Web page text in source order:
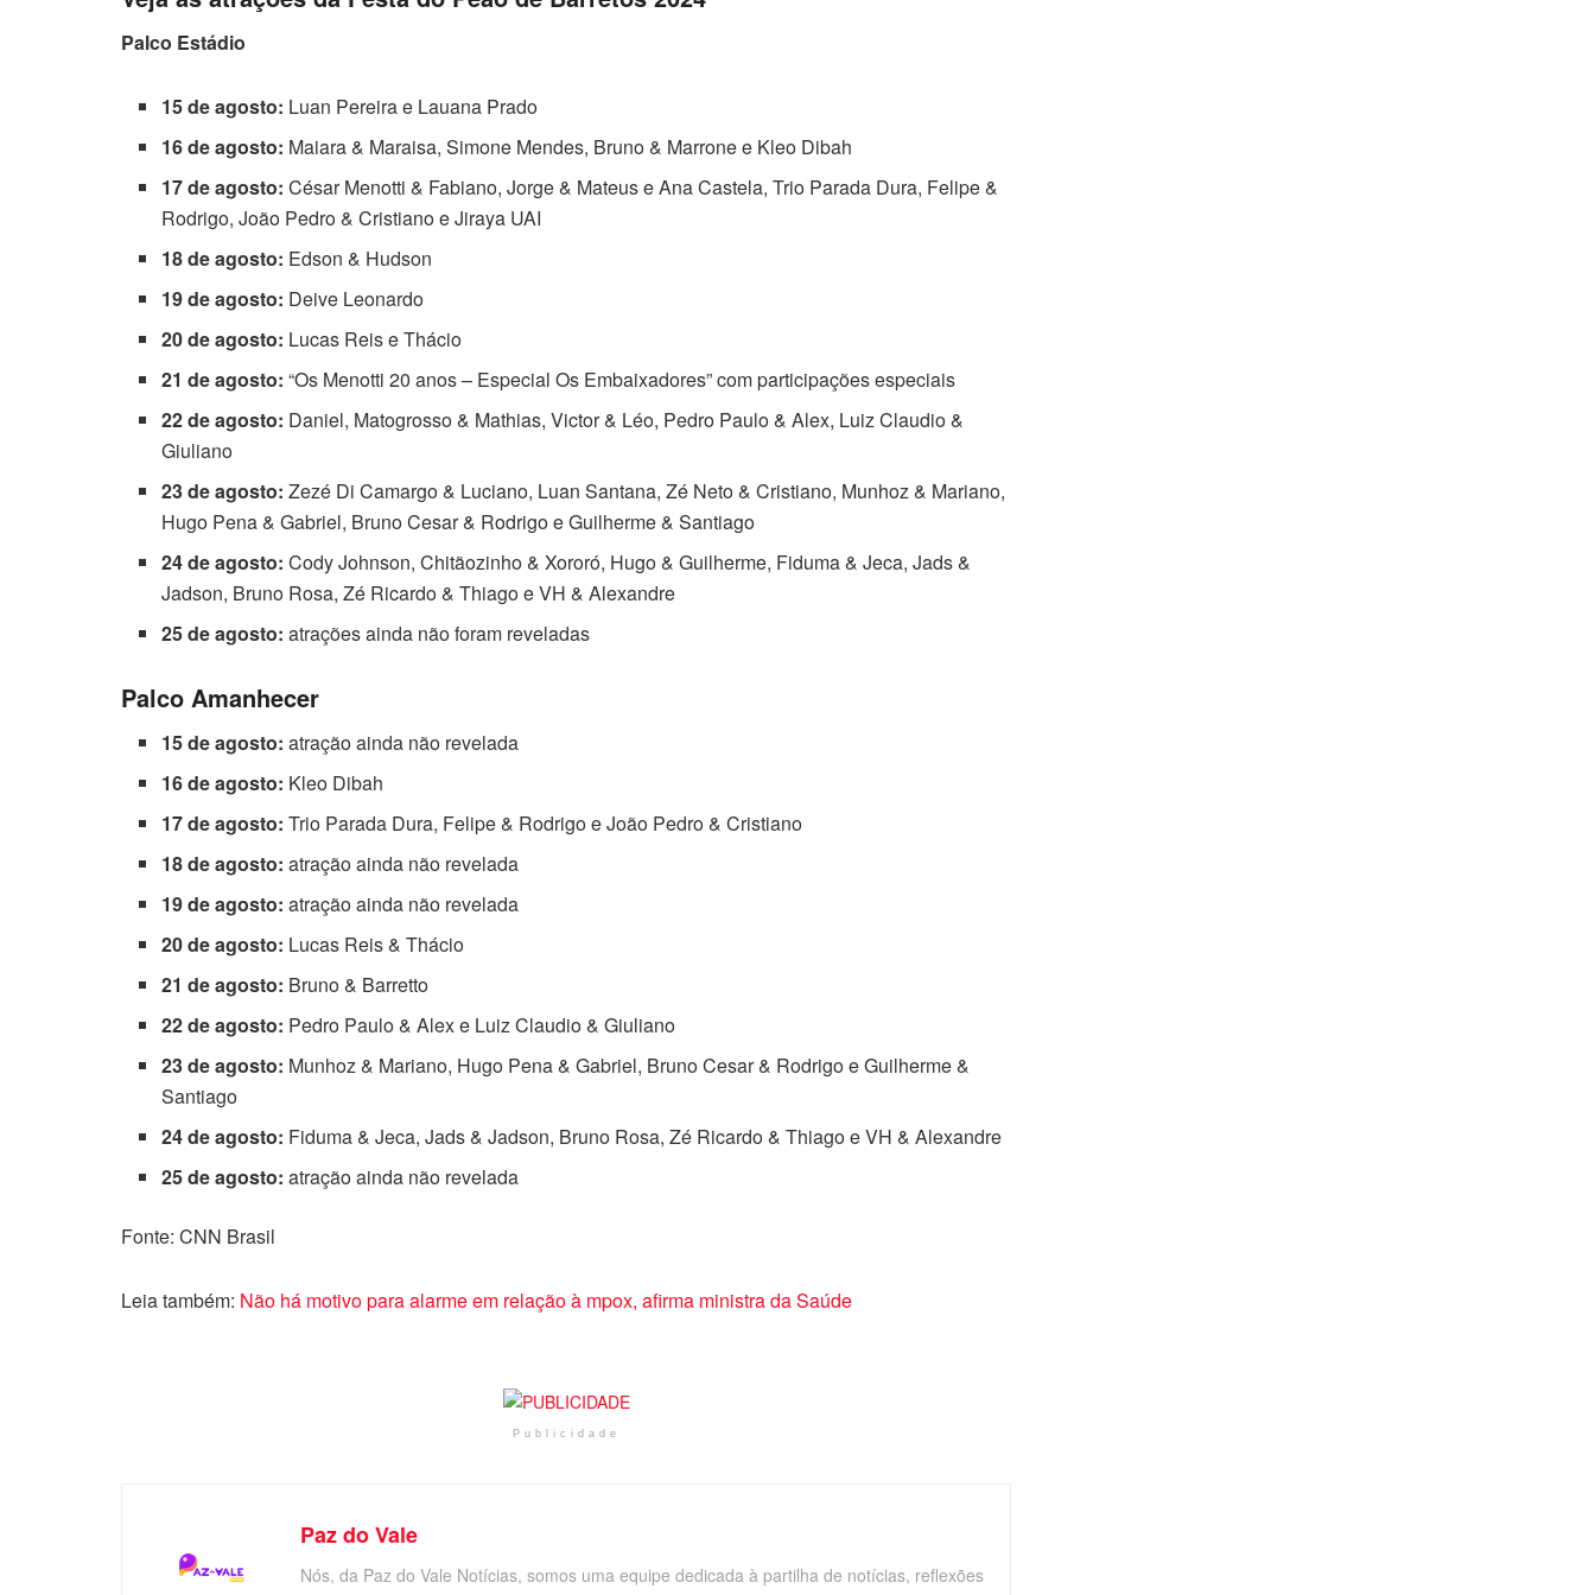
Palco Estádio
15 de agosto: Luan Pereira e Lauana Prado
16 de agosto: Maiara & Maraisa, Simone Mendes, Bruno & Marrone e Kleo Dibah
17 de agosto:César Menotti & Fabiano, Jorge & Mateus e Ana Castela, Trio Parada Dura, Felipe &
Rodrigo, João Pedro & Cristiano e Jiraya UAI
18 de agosto: Edson & Hudson
19 de agosto: Deive Leonardo
20 de agosto: Lucas Reis e Thácio
21 de agosto:“Os Menotti 20 anos – Especial Os Embaixadores” com participações especiais
22 de agosto: Daniel, Matogrosso & Mathias, Victor & Léo, Pedro Paulo & Alex, Luiz Claudio &
Giuliano
23 de agosto: Zezé Di Camargo & Luciano, Luan Santana, Zé Neto & Cristiano, Munhoz & Mariano,
Hugo Pena & Gabriel, Bruno Cesar & Rodrigo e Guilherme & Santiago
24 de agosto:Cody Johnson, Chitãozinho & Xororó, Hugo & Guilherme, Fiduma & Jeca, Jads &
Jadson, Bruno Rosa, Zé Ricardo & Thiago e VH & Alexandre
25 de agosto:atrações ainda não foram reveladas
Palco Amanhecer
15 de agosto:atração ainda não revelada
16 de agosto: Kleo Dibah
17 de agosto:Trio Parada Dura, Felipe & Rodrigo e João Pedro & Cristiano
18 de agosto:atração ainda não revelada
19 de agosto:atração ainda não revelada
20 de agosto: Lucas Reis & Thácio
21 de agosto: Bruno & Barretto
22 de agosto: Pedro Paulo & Alex e Luiz Claudio & Giuliano
23 de agosto: Munhoz & Mariano, Hugo Pena & Gabriel, Bruno Cesar & Rodrigo e Guilherme &
Santiago
24 de agosto: Fiduma & Jeca, Jads & Jadson, Bruno Rosa, Zé Ricardo & Thiago e VH & Alexandre
25 de agosto:atração ainda não revelada
Fonte: CNN Brasil
Leia também: Não há motivo para alarme em relação à mpox, afirma ministra da Saúde
Publicidade
Paz do Vale
Nós, da Paz do Vale Notícias, somos uma equipe dedicada à partilha de notícias, reflexões